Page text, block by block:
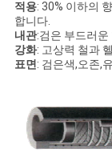
조
회
적용: 30% 이하의
합니다.
내관:검은 부드러운
강화: 고상력 철과
표면: 검은색,오존,